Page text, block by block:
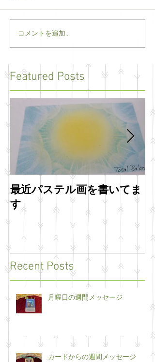
コメントを追加…
Featured Posts
最近パステル画を書いてま
す
Recent Posts
月曜日の週間メッセージ
カードからの週間メッセージ